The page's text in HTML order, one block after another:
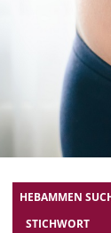
HEBAMMEN
STICHWORT